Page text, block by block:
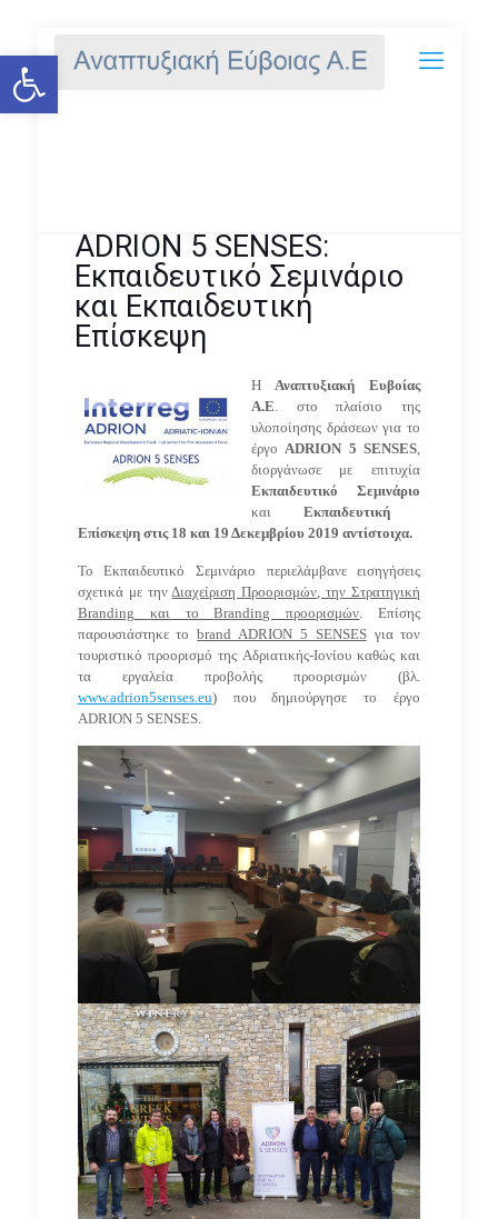
Ανοίξτε τη γραμμή εργαλείων
ADRION 5 SENSES:
Εκπαιδευτικό Σεμινάριο
και Εκπαιδευτική
Επίσκεψη
ΗΑναπτυξιακή Ευβοίας
Α.Ε. στο πλαίσιο της
υλοποίησης δράσεων για το
έργοADRION 5SENSES,
διοργάνωσε με επιτυχία
Εκπαιδευτικό Σεμινάριο
καιΕκπαιδευτική
Επίσκεψη στις 18 και 19 Δεκεμβρίου 2019 αντίστοιχα.
Το Εκπαιδευτικό Σεμινάριο περιελάμβανε εισηγήσεις
σχετικά με τηνΔιαχείριση Προορισμών, την Στρατηγική
Branding και τοBrandingπροορισμών. Επίσης
παρουσιάστηκε τοbrand ADRION 5 SENSES για τον
τουριστικό προορισμό της Αδριατικής-Ιονίου καθώς και
τα εργαλεία προβολής προορισμών (βλ.
www.adrion5senses.eu) που δημιούργησε το έργο
ADRION 5 SENSES.